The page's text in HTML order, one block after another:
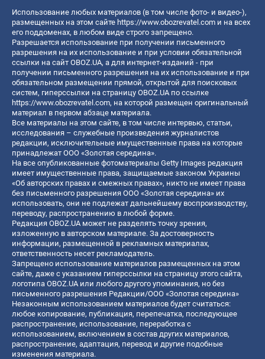
Использование любых материалов (в том числе фото- и видео-),
размещенных на этом сайте https://www.obozrevatel.com и на всех
его поддоменах, в любом виде строго запрещено.
Разрешается использование при получении письменного
разрешения на их использование и при условии обязательной
ссылки на сайт OBOZ.UA, а для интернет-изданий - при
получении письменного разрешения на их использование и при
обязательном размещении прямой, открытой для поисковых
систем, гиперссылки на страницу OBOZ.UA по ссылке
https://www.obozrevatel.com, на которой размещен оригинальный
материал в первом абзаце материала.
Все материалы на этом сайте, в том числе интервью, статьи,
исследования – служебные произведения журналистов
редакции, исключительные имущественные права на которые
принадлежат ООО «Золотая середина».
На все опубликованные фотоматериалы Getty Images редакция
имеет имущественные права, защищаемые законом Украины
«Об авторских правах и смежных правах», никто не имеет права
без письменного разрешения ООО «Золотая середина» их
использовать, они не подлежат дальнейшему воспроизводству,
переводу, распространению в любой форме.
Редакция OBOZ.UA может не разделять точку зрения,
изложенную в авторском материале. За достоверность
информации, размещенной в рекламных материалах,
ответственность несет рекламодатель.
Запрещено использование материалов размещенных на этом
сайте, даже с указанием гиперссылки на страницу этого сайта,
логотипа OBOZ.UA или любого другого упоминания, но без
письменного разрешения Редакции/ООО «Золотая середина»
Незаконным использованием материалов будет считаться:
любое копирование, публикация, перепечатка, последующее
распространение, использование, переработка с
использованием, включением в состав других материалов,
распространение, адаптация, перевод и другие подобные
изменения материала.